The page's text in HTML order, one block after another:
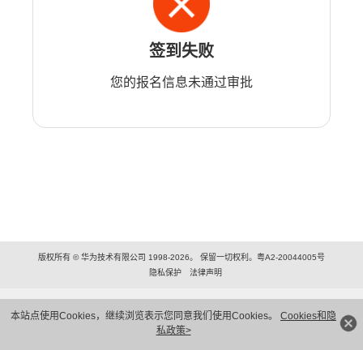
本站点使用Cookies，继续浏览表示您同意我们使用Cookies。 Cookies和隐
私政策>
签到失败
您的报名信息未通过审批
版权所有 © 华为技术有限公司 1998-2026。 保留一切权利。粤A2-20044005号
隐私保护
法律声明